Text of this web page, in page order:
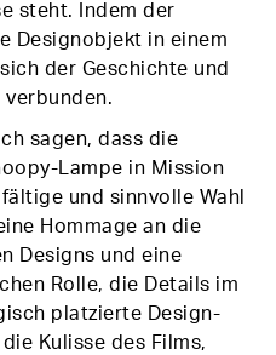
steht. Indem der
Designobjekt in einem
der Geschichte und
sagen, dass die
Lampe in Mission
und sinnvolle Wahl
Hommage an die
Designs und eine
Rolle, die Details im
platzierte Design-
Kulisse des Films,